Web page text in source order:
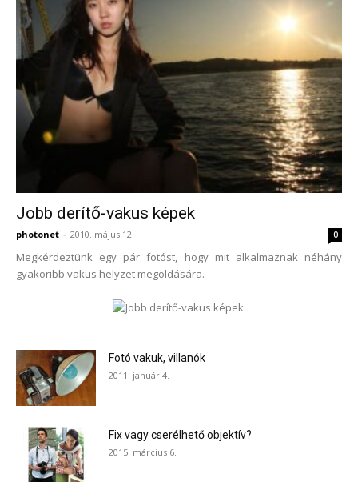
Jobb derítő-vakus képek
photonet - 2010. május 12. 0
Megkérdeztünk egy pár fotóst, hogy mit alkalmaznak néhány
gyakoribb vakus helyzet megoldására.
Fotó vakuk, villanók
2011. január 4.
Fix vagy cserélhető objektív?
2015. március 6.